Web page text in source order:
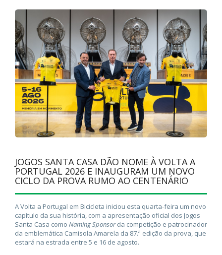
JOGOS SANTA CASA DÃO NOME À VOLTA A
PORTUGAL 2026 E INAUGURAM UM NOVO
CICLO DA PROVA RUMO AO CENTENÁRIO
A Volta a Portugal em Bicicleta iniciou esta quarta-feira um novo
capítulo da sua história, com a apresentação oficial dos Jogos
Santa Casa como Naming Sponsorda competição e patrocinador
da emblemática Camisola Amarela da 87.ª edição da prova, que
estará na estrada entre 5 e 16 de agosto.